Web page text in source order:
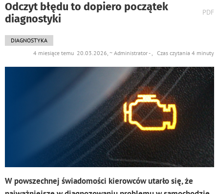
Odczyt błędu to dopiero początek
diagnostyki
PDF
DIAGNOSTYKA
4 miesiące temu 20.03.2026, ~ Administrator - , Czas czytania 4 minuty
W powszechnej świadomości kierowców utarło się, że